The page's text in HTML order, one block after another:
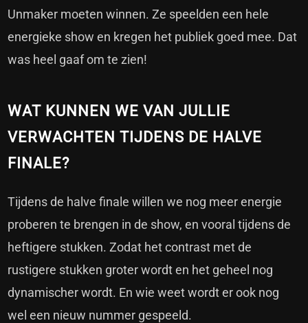
Unmaker moeten winnen. Ze speelden een hele
energieke show en kregen het publiek goed mee. Dat
was heel gaaf om te zien!
WAT KUNNEN WE VAN JULLIE
VERWACHTEN TIJDENS DE HALVE
FINALE?
Tijdens de halve finale willen we nog meer energie
proberen te brengen in de show, en vooral tijdens de
heftigere stukken. Zodat het contrast met de
rustigere stukken groter wordt en het geheel nog
dynamischer wordt. En wie weet wordt er ook nog
wel een nieuw nummer gespeeld.